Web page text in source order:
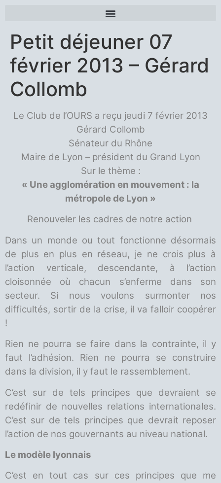
Petit déjeuner 07
février 2013 – Gérard
Collomb
Le Club de l’OURS a reçu jeudi 7 février 2013
Gérard Collomb
Sénateur du Rhône
Maire de Lyon – président du Grand Lyon
Sur le thème :
« Une agglomération en mouvement : la
métropole de Lyon »
Renouveler les cadres de notre action
Dans un monde ou tout fonctionne désormais
de plus en plus en réseau, je ne crois plus à
l’action verticale, descendante, à l’action
cloisonnée où chacun s’enferme dans son
secteur. Si nous voulons surmonter nos
difficultés, sortir de la crise, il va falloir coopérer
!
Rien ne pourra se faire dans la contrainte, il y
faut l’adhésion. Rien ne pourra se construire
dans la division, il y faut le rassemblement.
C’est sur de tels principes que devraient se
redéfinir de nouvelles relations internationales.
C’est sur de tels principes que devrait reposer
l’action de nos gouvernants au niveau national.
Le modèle lyonnais
C’est en tout cas sur ces principes que me